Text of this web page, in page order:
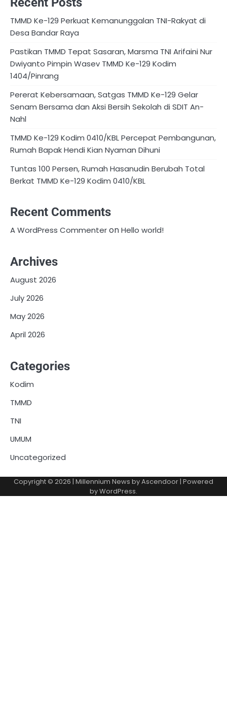
TMMD Ke-129 Perkuat Kemanunggalan TNI-Rakyat di
Desa Bandar Raya
Pastikan TMMD Tepat Sasaran, Marsma TNI Arifaini Nur
Dwiyanto Pimpin Wasev TMMD Ke-129 Kodim
1404/Pinrang
Pererat Kebersamaan, Satgas TMMD Ke-129 Gelar
Senam Bersama dan Aksi Bersih Sekolah di SDIT An-
Nahl
TMMD Ke-129 Kodim 0410/KBL Percepat Pembangunan,
Rumah Bapak Hendi Kian Nyaman Dihuni
Tuntas 100 Persen, Rumah Hasanudin Berubah Total
Berkat TMMD Ke-129 Kodim 0410/KBL
Recent Comments
A WordPress CommenteronHello world!
Archives
August 2026
July 2026
May 2026
April 2026
Categories
Kodim
TMMD
TNI
UMUM
Uncategorized
Copyright © 2026 | Millennium News byAscendoor| Powered
byWordPress.